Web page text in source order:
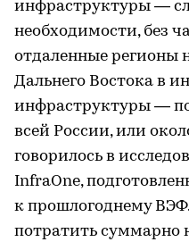
инфраструктуры —
необходимости, без
отдаленные регионы
Дальнего Востока в
инфраструктуры —
всей России, или
говорилось в
InfraOne,
к прошлогоднему
потратить суммарно